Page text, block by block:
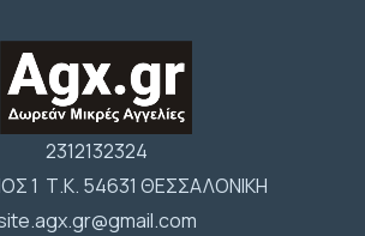
2312132324
1 Τ.Κ. 54631 ΘΕΣΣΑΛΟΝΙΚΗ